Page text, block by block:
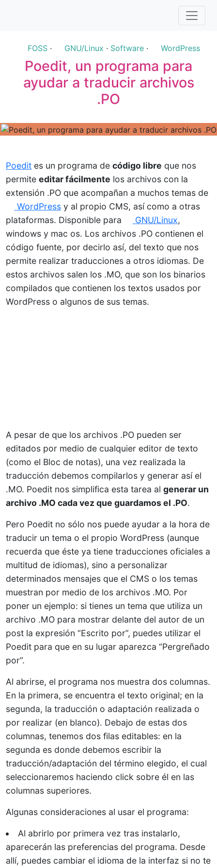
FOSS· GNU/Linux · Software· WordPress
Poedit, un programa para
ayudar a traducir archivos
.PO
Poedit es un programa de código libre que nos
permite editar fácilmente los archivos con la
extensión .PO que acompañan a muchos temas de
WordPressy al propio CMS, así como a otras
plataformas. Disponible para
GNU/Linux,
windows y mac os. Los archivos .PO contienen el
código fuente, por decirlo así, del texto que nos
permite realizar traducciones a otros idiomas. De
estos archivos salen los .MO, que son los binarios
compilados que contienen los textos usados por
WordPress o algunos de sus temas.
A pesar de que los archivos .PO pueden ser
editados por medio de cualquier editor de texto
(como el Bloc de notas), una vez realizada la
traducción debemos compilarlos y generar así el
.MO. Poedit nos simplifica esta tarea al generar un
archivo .MO cada vez que guardamos el .PO.
Pero Poedit no sólo nos puede ayudar a la hora de
traducir un tema o el propio WordPress (aunque
recuerda que éste ya tiene traducciones oficiales a
multitud de idiomas), sino a personalizar
determinados mensajes que el CMS o los temas
muestran por medio de los archivos .MO. Por
poner un ejemplo: si tienes un tema que utiliza un
archivo .MO para mostrar delante del autor de un
post la expresión “Escrito por”, puedes utilizar el
Poedit para que en su lugar aparezca “Pergreñado
por”.
Al abrirse, el programa nos muestra dos columnas.
En la primera, se encuentra el texto original; en la
segunda, la traducción o adaptación realizada o
por realizar (en blanco). Debajo de estas dos
columnas, tenemos dos filas editables: en la
segunda es donde debemos escribir la
traducción/adaptación del término elegido, el cual
seleccionaremos haciendo click sobre él en las
columnas superiores.
Algunas consideraciones al usar el programa:
Al abrirlo por primera vez tras instalarlo,
aparecerán las preferencias del programa. Desde
allí, puedes cambiar el idioma de la interfaz si no te